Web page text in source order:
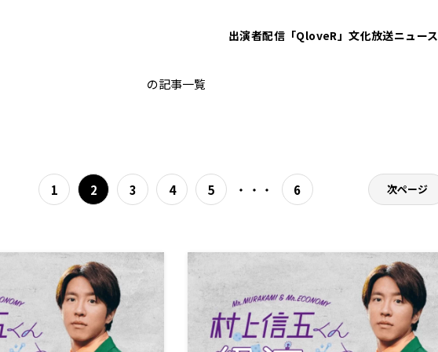
出演者配信「QloveR」文化放送ニュース
の記事一覧
1 2 3 4 5 ・・・ 6 次ページ